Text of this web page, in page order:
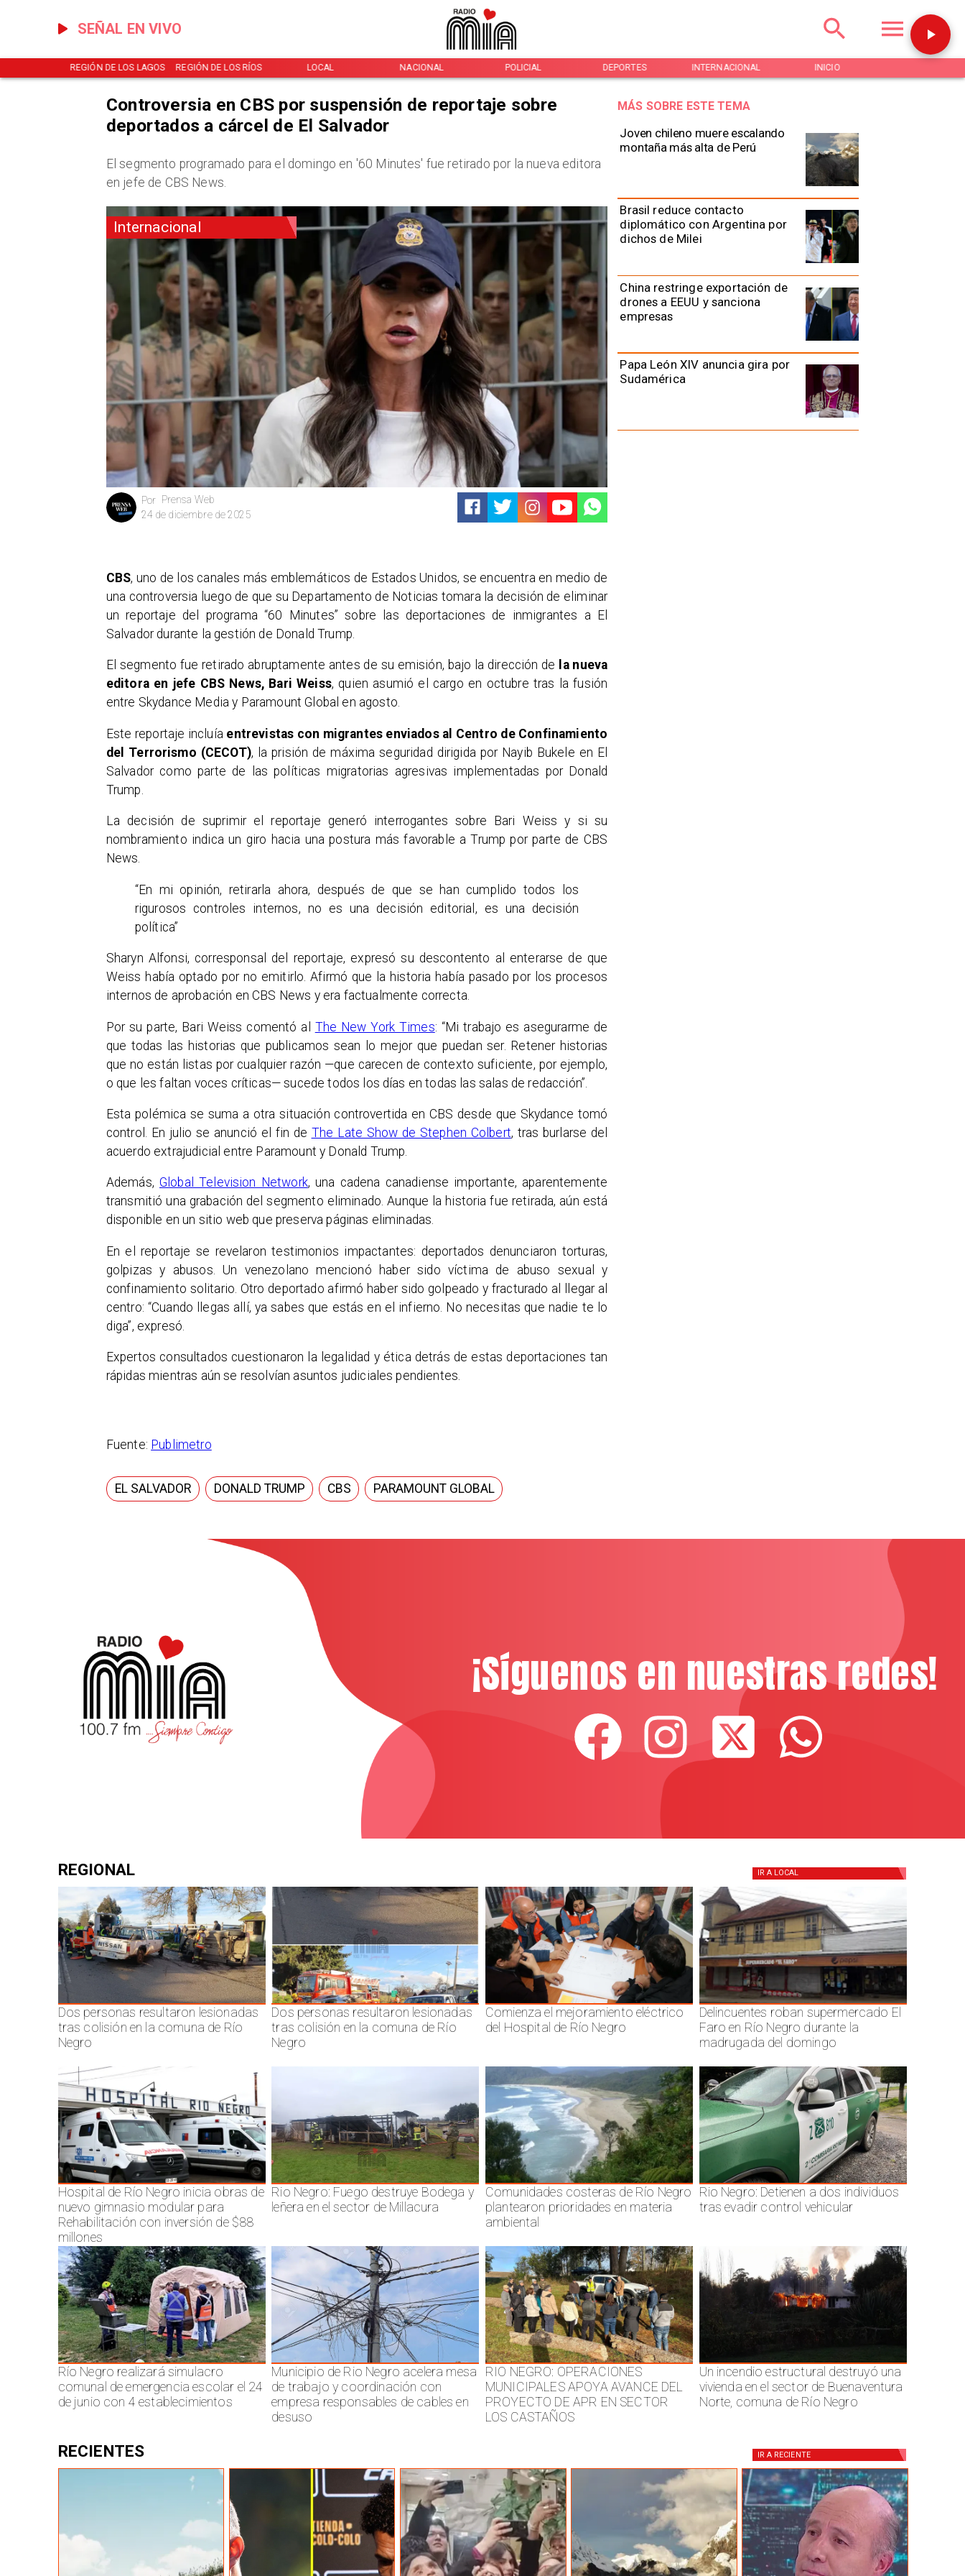
SEÑAL EN VIVO
REGIÓN DE LOS LAGOS REGIÓN DE LOS RÍOS LOCAL NACIONAL POLICIAL DEPORTES INTERNACIONAL INICIO
Internacional
Prensa Web
Por
24 de diciembre de 2025
Joven chileno muere escalando
montaña más alta de Perú
Brasil reduce contacto
diplomático con Argentina por
dichos de Milei
China restringe exportación de
drones a EEUU y sanciona
empresas
Papa León XIV anuncia gira por
Sudamérica
MÁS SOBRE ESTE TEMA
Controversia en CBS por suspensión de reportaje sobre
deportados a cárcel de El Salvador
El segmento programado para el domingo en '60 Minutes' fue retirado por la nueva editora
en jefe de CBS News.
CBS, uno de los canales más emblemáticos de Estados Unidos, se encuentra en medio de
una controversia luego de que su Departamento de Noticias tomara la decisión de eliminar
un reportaje del programa “60 Minutes” sobre las deportaciones de inmigrantes a El
Salvador durante la gestión de Donald Trump.
El segmento fue retirado abruptamente antes de su emisión, bajo la dirección de
la nueva
editora en jefe CBS News, Bari Weiss, quien asumió el cargo en octubre tras la fusión
entre Skydance Media y Paramount Global en agosto.
Este reportaje incluía entrevistas con migrantes enviados al Centro de Confinamiento
del Terrorismo (CECOT), la prisión de máxima seguridad dirigida por Nayib Bukele en El
Salvador como parte de las políticas migratorias agresivas implementadas por Donald
Trump.
La decisión de suprimir el reportaje generó interrogantes sobre Bari Weiss y si su
nombramiento indica un giro hacia una postura más favorable a Trump por parte de CBS
News.
“En mi opinión, retirarla ahora, después de que se han cumplido todos los
rigurosos controles internos, no es una decisión editorial, es una decisión
política”
Sharyn Alfonsi, corresponsal del reportaje, expresó su descontento al enterarse de que
Weiss había optado por no emitirlo. Afirmó que la historia había pasado por los procesos
internos de aprobación en CBS News y era factualmente correcta.
Por su parte, Bari Weiss comentó al The New York Times: “Mi trabajo es asegurarme de
que todas las historias que publicamos sean lo mejor que puedan ser. Retener historias
que no están listas por cualquier razón —que carecen de contexto suficiente, por ejemplo,
o que les faltan voces críticas— sucede todos los días en todas las salas de redacción”.
Esta polémica se suma a otra situación controvertida en CBS desde que Skydance tomó
control. En julio se anunció el fin de The Late Show de Stephen Colbert, tras burlarse del
acuerdo extrajudicial entre Paramount y Donald Trump.
Además, Global Television Network, una cadena canadiense importante, aparentemente
transmitió una grabación del segmento eliminado. Aunque la historia fue retirada, aún está
disponible en un sitio web que preserva páginas eliminadas.
En el reportaje se revelaron testimonios impactantes: deportados denunciaron torturas,
golpizas y abusos. Un venezolano mencionó haber sido víctima de abuso sexual y
confinamiento solitario. Otro deportado afirmó haber sido golpeado y fracturado al llegar al
centro: “Cuando llegas allí, ya sabes que estás en el infierno. No necesitas que nadie te lo
diga”, expresó.
Expertos consultados cuestionaron la legalidad y ética detrás de estas deportaciones tan
rápidas mientras aún se resolvían asuntos judiciales pendientes.
Fuente: Publimetro
EL SALVADOR DONALD TRUMP CBS PARAMOUNT GLOBAL
¡Síguenos en nuestras redes!
REGIONAL IR A LOCAL
Dos personas resultaron lesionadas
tras colisión en la comuna de Río
Negro
Dos personas resultaron lesionadas
tras colisión en la comuna de Río
Negro
Comienza el mejoramiento eléctrico
del Hospital de Río Negro
Delincuentes roban supermercado El
Faro en Río Negro durante la
madrugada del domingo
Hospital de Río Negro inicia obras de
nuevo gimnasio modular para
Rehabilitación con inversión de $88
millones
Rio Negro: Fuego destruye Bodega y
leñera en el sector de Millacura
Comunidades costeras de Río Negro
plantearon prioridades en materia
ambiental
Rio Negro: Detienen a dos individuos
tras evadir control vehicular
Río Negro realizará simulacro
comunal de emergencia escolar el 24
de junio con 4 establecimientos
Municipio de Rio Negro acelera mesa
de trabajo y coordinación con
empresa responsables de cables en
desuso
RIO NEGRO: OPERACIONES
MUNICIPALES APOYA AVANCE DEL
PROYECTO DE APR EN SECTOR
LOS CASTAÑOS
Un incendio estructural destruyó una
vivienda en el sector de Buenaventura
Norte, comuna de Río Negro
RECIENTES IR A RECIENTE